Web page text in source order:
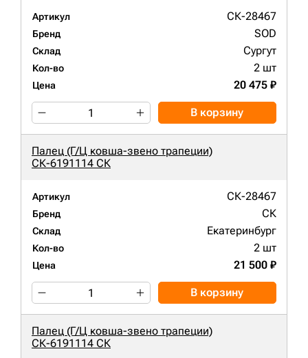
Артикул СК-28467
Бренд SOD
Склад Сургут
Кол-во 2 шт
Цена 20 475 ₽
В корзину
Палец (Г/Ц ковша-звено трапеции)
СК-6191114 СК
Артикул СК-28467
Бренд СК
Склад Екатеринбург
Кол-во 2 шт
Цена 21 500 ₽
В корзину
Палец (Г/Ц ковша-звено трапеции)
СК-6191114 СК